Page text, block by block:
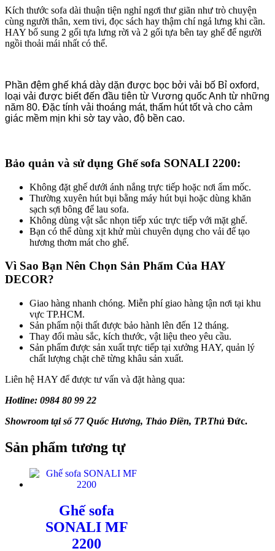
Kích thước sofa dài thuận tiện nghỉ ngơi thư giãn như trò chuyện
cùng người thân, xem tivi, đọc sách hay thậm chí ngả lưng khi cần.
HAY bổ sung 2 gối tựa lưng rời và 2 gối tựa bên tay ghế để người
ngồi thoải mái nhất có thể.
Phần đệm ghế khá dày dặn được bọc bởi vải bố Bỉ oxford,
loại vải được biết đến đầu tiên từ Vương quốc Anh từ những
năm 80. Đặc tính vải thoáng mát, thấm hút tốt và cho cảm
giác mềm mịn khi sờ tay vào, độ bền cao.
Bảo quản và sử dụng Ghế sofa SONALI 2200:
Không đặt ghế dưới ánh nắng trực tiếp hoặc nơi ẩm mốc.
Thường xuyên hút bụi bằng máy hút bụi hoặc dùng khăn
sạch sợi bông để lau sofa.
Không dùng vật sắc nhọn tiếp xúc trực tiếp với mặt ghế.
Bạn có thể dùng xịt khử mùi chuyên dụng cho vải để tạo
hương thơm mát cho ghế.
Vì Sao Bạn Nên Chọn Sản Phẩm Của HAY
DECOR?
Giao hàng nhanh chóng. Miễn phí giao hàng tận nơi tại khu
vực TP.HCM.
Sản phẩm nội thất được bảo hành lên đến 12 tháng.
Thay đổi màu sắc, kích thước, vật liệu theo yêu cầu.
Sản phẩm được sản xuất trực tiếp tại xưởng HAY, quản lý
chất lượng chặt chẽ từng khâu sản xuất.
Liên hệ HAY để được tư vấn và đặt hàng qua:
Hotline: 0984 80 99 22
Showroom tại số 77 Quốc Hương, Thảo Điền, TP.Thủ Đức.
Sản phẩm tương tự
Ghế sofa
SONALI MF
2200